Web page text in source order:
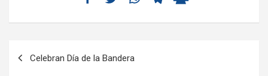
Celebran Día de la Bandera